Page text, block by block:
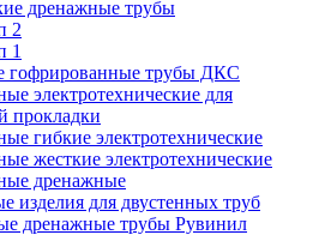
дренажные трубы
2
1
гофрированные трубы ДКС
электротехнические для
прокладки
гибкие электротехнические
жесткие электротехнические
дренажные
изделия для двустенных труб
дренажные трубы Рувинил